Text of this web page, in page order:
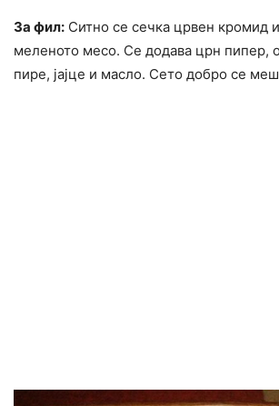
За фил: Ситно се сечка црвен кромид
меленото месо. Се додава црн пипер,
пире, јајце и масло. Сето добро се